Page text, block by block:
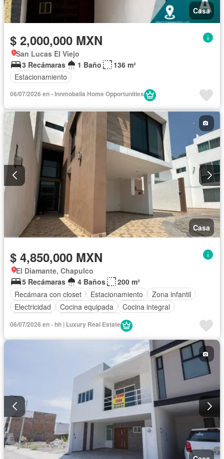
Casa
$ 2,000,000 MXN
San Lucas El Viejo
3 Recámaras
1 Baño
136 m²
Estacionamiento
06/07/2026 en - Innmobalia Home Opportunities
Casa
$ 4,850,000 MXN
El Diamante, Chapulco
5 Recámaras
4 Baños
200 m²
Recámara con closet
Estacionamiento
Zona infantil
Electricidad
Cocina equipada
Cocina integral
06/07/2026 en - hh | Luxury Real Estate